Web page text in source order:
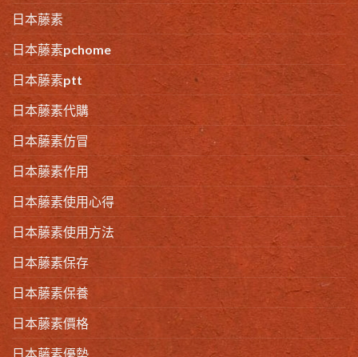
日本藤素
日本藤素pchome
日本藤素ptt
日本藤素代購
日本藤素仿冒
日本藤素作用
日本藤素使用心得
日本藤素使用方法
日本藤素保存
日本藤素保養
日本藤素價格
日本藤素優勢